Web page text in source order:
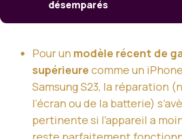
désemparés
Pour un modèle récent de
supérieure comme un
Samsung S23, la réparation
l’écran ou de la batterie)
pertinente si l’appareil a